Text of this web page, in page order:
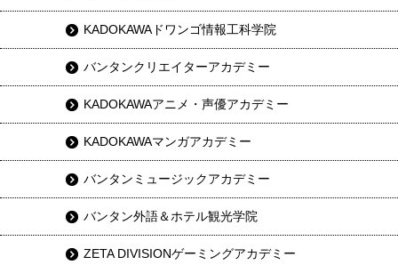
KADOKAWAドワンゴ情報工科学院
バンタンクリエイターアカデミー
KADOKAWAアニメ・声優アカデミー
KADOKAWAマンガアカデミー
バンタンミュージックアカデミー
バンタン外語＆ホテル観光学院
ZETA DIVISIONゲーミングアカデミー